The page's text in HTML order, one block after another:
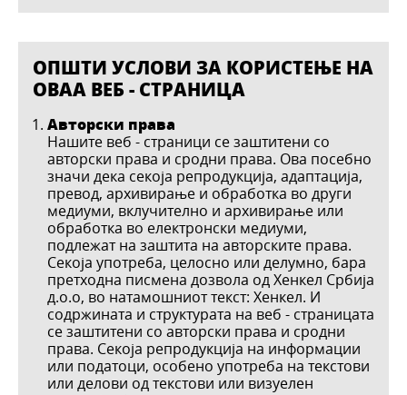
ОПШТИ УСЛОВИ ЗА КОРИСТЕЊЕ НА
ОВАА ВЕБ - СТРАНИЦА
Авторски права
Нашите веб - страници се заштитени со
авторски права и сродни права. Ова посебно
значи дека секоја репродукција, адаптација,
превод, архивирање и обработка во други
медиуми, вклучително и архивирање или
обработка во електронски медиуми,
подлежат на заштита на авторските права.
Секоја употреба, целосно или делумно, бара
претходна писмена дозвола од Хенкел Србија
д.о.о, во натамошниот текст: Хенкел. И
содржината и структурата на веб - страницата
се заштитени со авторски права и сродни
права. Секоја репродукција на информации
или податоци, особено употреба на текстови
или делови од текстови или визуелен